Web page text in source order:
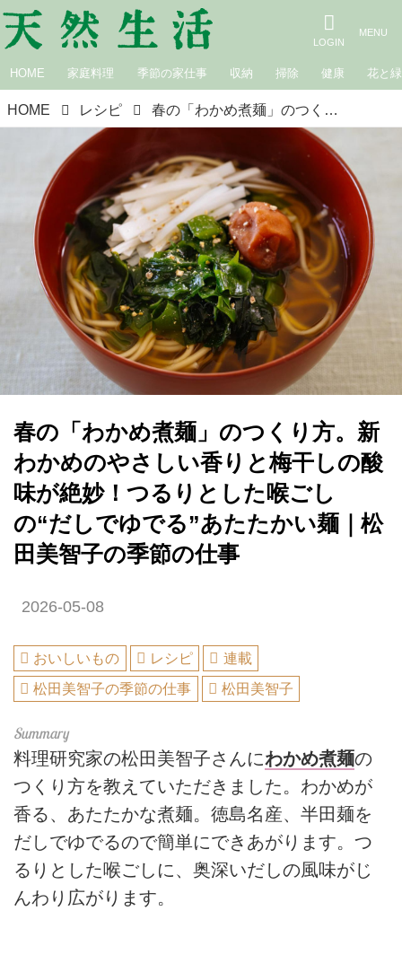
HOME 家庭料理 季節の家仕事 収納 掃除 健康 花と緑
HOME レシピ 春の「わかめ煮麺」のつくり方。新わかめのやさしい香りと梅干しの酸味が絶妙！つるりとした喉ごしの“だしでゆでる”あたたかい麺｜松田美智子の季節の仕事
春の「わかめ煮麺」のつくり方。新
わかめのやさしい香りと梅干しの酸
味が絶妙！つるりとした喉ごし
の“だしでゆでる”あたたかい麺｜松
田美智子の季節の仕事
2026-05-08
おいしいもの レシピ
連載
松田美智子の季節の仕事
松田美智子
料理研究家の松田美智子さんにわかめ煮麺の
つくり方を教えていただきました。わかめが
香る、あたたかな煮麺。徳島名産、半田麺を
だしでゆでるので簡単にできあがります。つ
るりとした喉ごしに、奥深いだしの風味がじ
んわり広がります。